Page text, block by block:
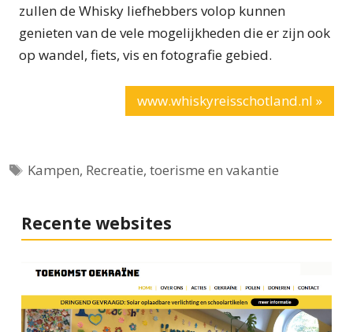
zullen de Whisky liefhebbers volop kunnen
genieten van de vele mogelijkheden die er zijn ook
op wandel, fiets, vis en fotografie gebied.
www.whiskyreisschotland.nl »
Tags
Kampen, Recreatie, toerisme en vakantie
Recente websites